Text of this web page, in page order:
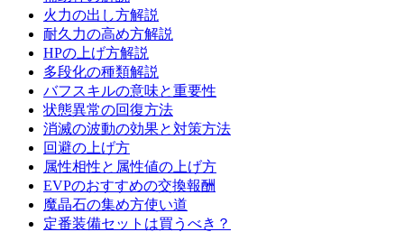
火力の出し方解説
耐久力の高め方解説
HPの上げ方解説
多段化の種類解説
バフスキルの意味と重要性
状態異常の回復方法
消滅の波動の効果と対策方法
回避の上げ方
属性相性と属性値の上げ方
EVPのおすすめの交換報酬
魔晶石の集め方使い道
定番装備セットは買うべき？